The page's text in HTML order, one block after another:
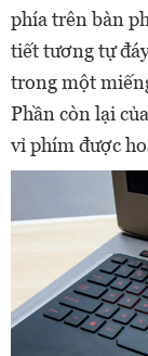
phía trên bàn
tiết tương tự
trong một
Phần còn lại
vỉ phím được